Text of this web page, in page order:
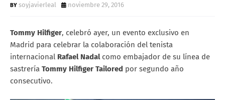
soyjavierleal noviembre 29, 2016
Tommy Hilfiger, celebró ayer, un evento exclusivo en
Madrid para celebrar la colaboración del tenista
internacional Rafael Nadalcomo embajador de su línea de
sastrería Tommy Hilfiger Tailored por segundo año
consecutivo.